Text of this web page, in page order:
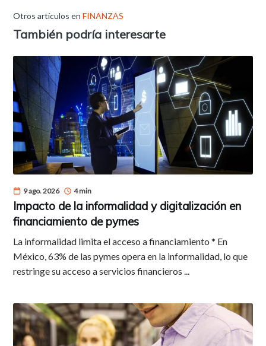
Otros artículos enFINANZAS
También podría interesarte
9 ago. 2026 4 min
Impacto de la informalidad y digitalización en
financiamiento de pymes
La informalidad limita el acceso a financiamiento * En
México, 63% de las pymes opera en la informalidad, lo que
restringe su acceso a servicios financieros ...